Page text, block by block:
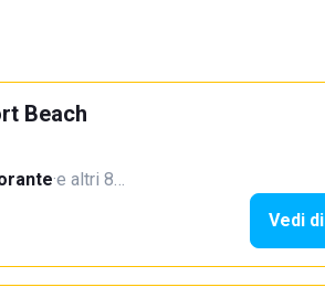
Beach
·e altri 8…
Vedi